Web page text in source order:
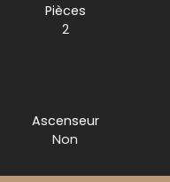
Pièces
2
Ascenseur
Non